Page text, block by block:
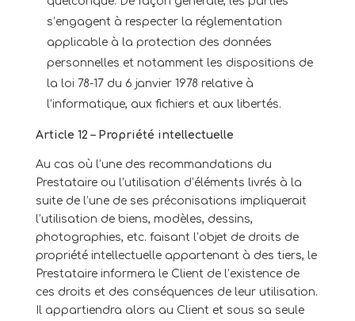
s’engagent à respecter la réglementation
applicable à la protection des données
personnelles et notamment les dispositions de
la loi 78-17 du 6 janvier 1978 relative à
l’informatique, aux fichiers et aux libertés.
Article 12 – Propriété intellectuelle
Au cas où l’une des recommandations du
Prestataire ou l’utilisation d’éléments livrés à la
suite de l’une de ses préconisations impliquerait
l’utilisation de biens, modèles, dessins,
photographies, etc. faisant l’objet de droits de
propriété intellectuelle appartenant à des tiers, le
Prestataire informera le Client de l’existence de
ces droits et des conséquences de leur utilisation.
Il appartiendra alors au Client et sous sa seule